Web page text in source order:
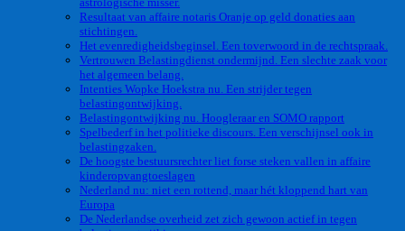
Resultaat van affaire notaris Oranje op geld donaties aan
stichtingen.
Het evenredigheidsbeginsel. Een toverwoord in de rechtspraak.
Vertrouwen Belastingdienst ondermijnd. Een slechte zaak voor
het algemeen belang.
Intenties Wopke Hoekstra nu. Een strijder tegen
belastingontwijking.
Belastingontwijking nu. Hoogleraar en SOMO rapport
Spelbederf in het politieke discours. Een verschijnsel ook in
belastingzaken.
De hoogste bestuursrechter liet forse steken vallen in affaire
kinderopvangtoeslagen
Nederland nu: niet een rottend, maar hét kloppend hart van
Europa
De Nederlandse overheid zet zich gewoon actief in tegen